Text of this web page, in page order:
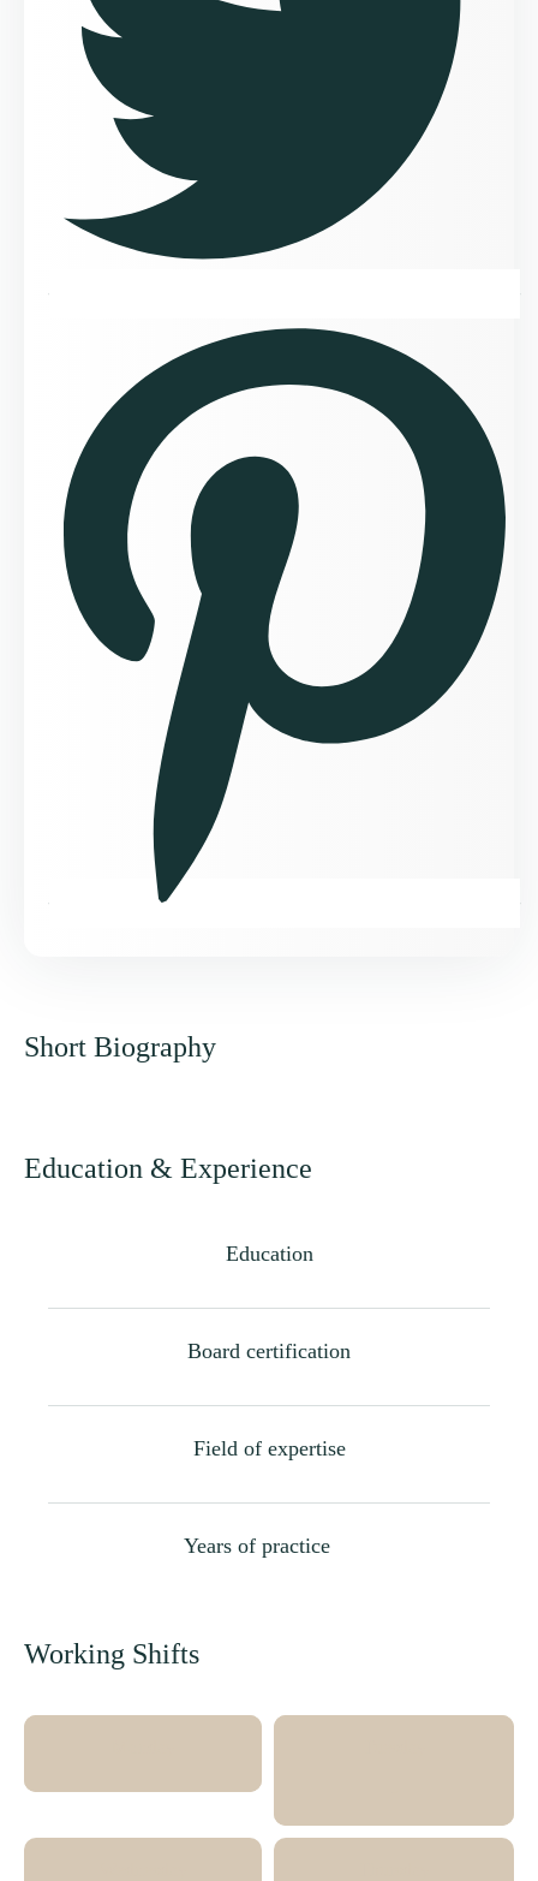
Short Biography
Education & Experience
Education
Board certification
Field of expertise
Years of practice
Working Shifts